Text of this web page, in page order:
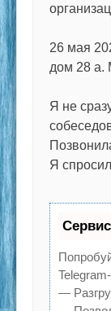
26 мая
дом 28 а.
Я не
Я
—